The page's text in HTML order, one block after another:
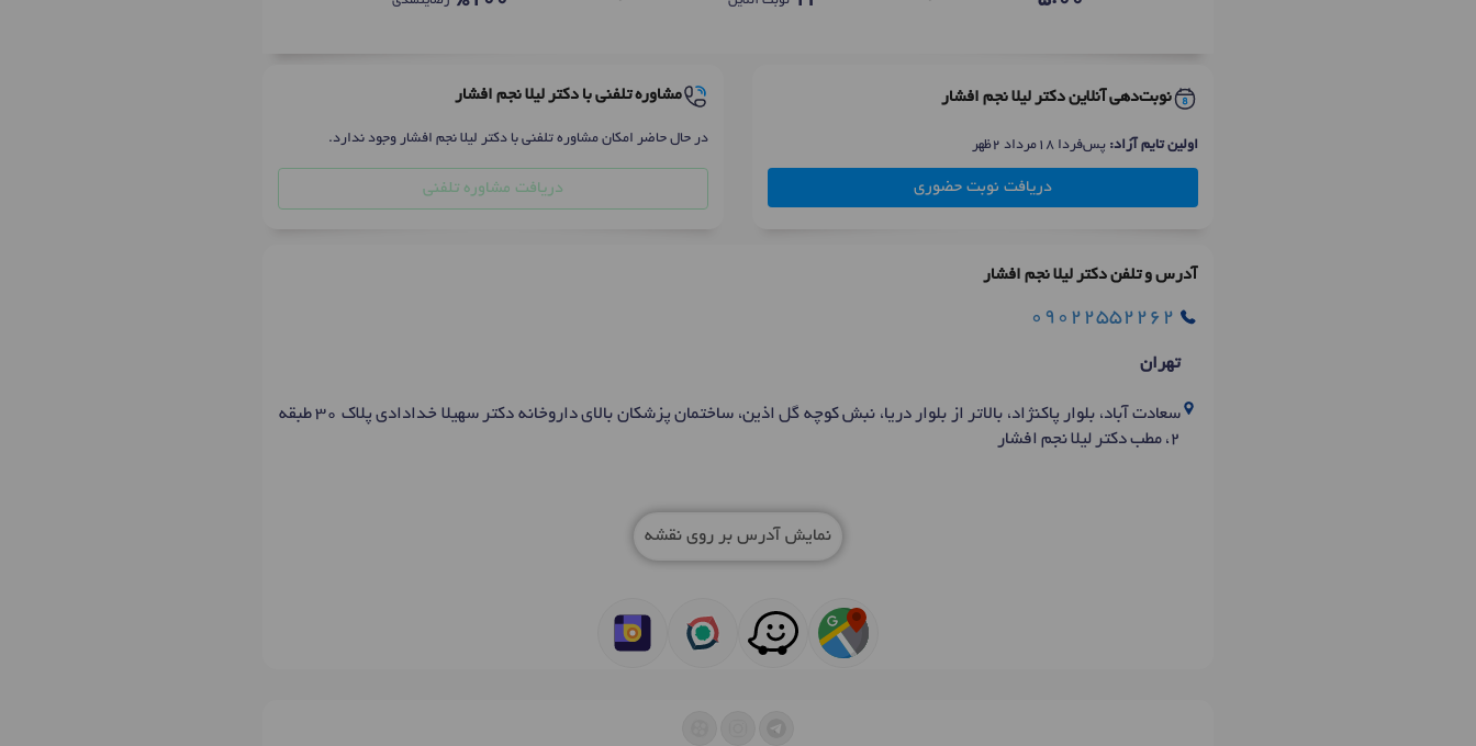
نوبت‌دهی آنلاین دکتر لیلا نجم افشار
اولین تایم آزاد: پس‌فردا 18مرداد 2ظهر
دریافت نوبت حضوری
مشاوره تلفنی با دکتر لیلا نجم افشار
در حال حاضر امکان مشاوره تلفنی با دکتر لیلا نجم افشار وجود ندارد.
دریافت مشاوره تلفنی
آدرس و تلفن دکتر لیلا نجم افشار
09022552262
تهران
سعادت آباد، بلوار پاکنژاد، بالاتر از بلوار دریا، نبش کوچه گل اذین، ساختمان پزشکان بالای داروخانه دکتر سهیلا خدادادی پلاک ۳۰ طبقه
۲، مطب دکتر لیلا نجم افشار
نمایش آدرس بر روی نقشه